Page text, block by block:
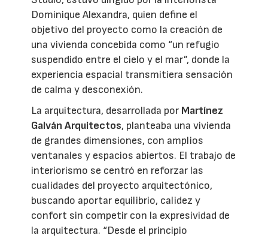
Dominique Alexandra, quien define el
objetivo del proyecto como la creación de
una vivienda concebida como “un refugio
suspendido entre el cielo y el mar”, donde la
experiencia espacial transmitiera sensación
de calma y desconexión.
La arquitectura, desarrollada por Martínez
Galván Arquitectos, planteaba una vivienda
de grandes dimensiones, con amplios
ventanales y espacios abiertos. El trabajo de
interiorismo se centró en reforzar las
cualidades del proyecto arquitectónico,
buscando aportar equilibrio, calidez y
confort sin competir con la expresividad de
la arquitectura. “Desde el principio